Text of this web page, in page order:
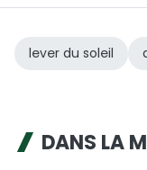
lever du soleil
DANS LA